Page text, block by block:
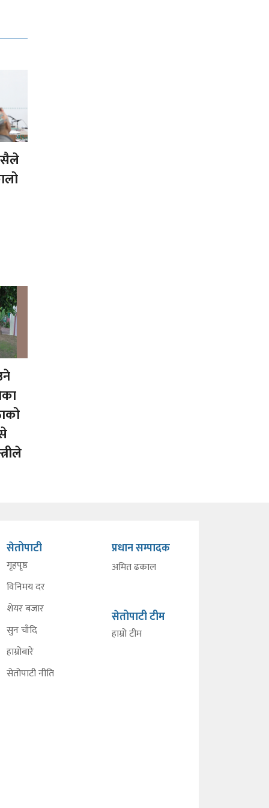
सेतोपाटी
गृहपृष्ठ
विनिमय दर
शेयर बजार
सुन चाँदि
हाम्रोबारे
सेतोपाटी नीति
प्रधान सम्पादक
अमित ढकाल
सेतोपाटी टीम
हाम्रो टीम